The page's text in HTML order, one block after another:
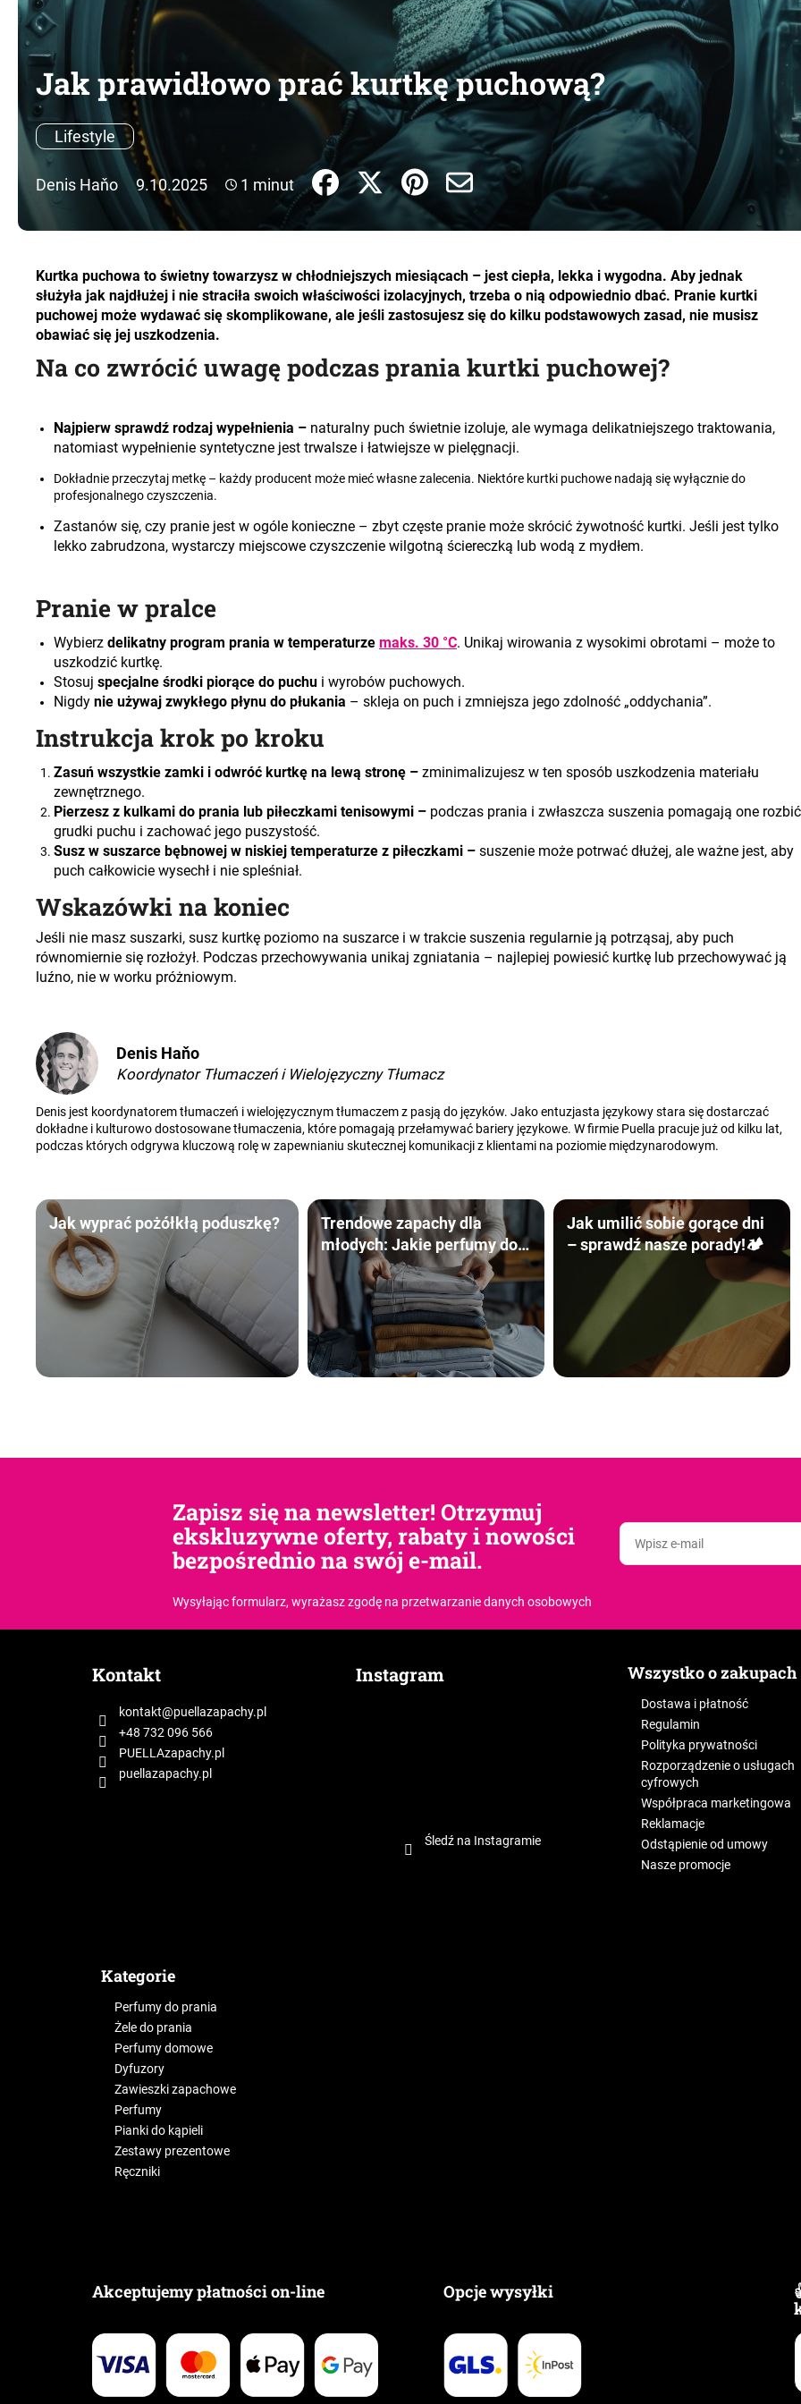
Jak prawidłowo prać kurtkę puchową?
Lifestyle
Denis Haňo 9.10.2025 1 minut
Kurtka puchowa to świetny towarzysz w chłodniejszych miesiącach – jest ciepła, lekka i wygodna. Aby jednak
służyła jak najdłużej i nie straciła swoich właściwości izolacyjnych, trzeba o nią odpowiednio dbać. Pranie kurtki
puchowej może wydawać się skomplikowane, ale jeśli zastosujesz się do kilku podstawowych zasad, nie musisz
obawiać się jej uszkodzenia.
Na co zwrócić uwagę podczas prania kurtki puchowej?
Najpierw sprawdź rodzaj wypełnienia – naturalny puch świetnie izoluje, ale wymaga delikatniejszego traktowania,
natomiast wypełnienie syntetyczne jest trwalsze i łatwiejsze w pielęgnacji.
Dokładnie przeczytaj metkę – każdy producent może mieć własne zalecenia. Niektóre kurtki puchowe nadają się wyłącznie do
profesjonalnego czyszczenia.
Zastanów się, czy pranie jest w ogóle konieczne – zbyt częste pranie może skrócić żywotność kurtki. Jeśli jest tylko
lekko zabrudzona, wystarczy miejscowe czyszczenie wilgotną ściereczką lub wodą z mydłem.
Pranie w pralce
Wybierz delikatny program prania w temperaturze maks. 30 °C. Unikaj wirowania z wysokimi obrotami – może to
uszkodzić kurtkę.
Stosuj specjalne środki piorące do puchu i wyrobów puchowych.
Nigdy nie używaj zwykłego płynu do płukania – skleja on puch i zmniejsza jego zdolność „oddychania”.
Instrukcja krok po kroku
Zasuń wszystkie zamki i odwróć kurtkę na lewą stronę – zminimalizujesz w ten sposób uszkodzenia materiału
zewnętrznego.
Pierzesz z kulkami do prania lub piłeczkami tenisowymi – podczas prania i zwłaszcza suszenia pomagają one rozbić
grudki puchu i zachować jego puszystość.
Susz w suszarce bębnowej w niskiej temperaturze z piłeczkami – suszenie może potrwać dłużej, ale ważne jest, aby
puch całkowicie wysechł i nie spleśniał.
Wskazówki na koniec
Jeśli nie masz suszarki, susz kurtkę poziomo na suszarce i w trakcie suszenia regularnie ją potrząsaj, aby puch
równomiernie się rozłożył. Podczas przechowywania unikaj zgniatania – najlepiej powiesić kurtkę lub przechowywać ją
luźno, nie w worku próżniowym.
Denis Haňo
Koordynator Tłumaczeń i Wielojęzyczny Tłumacz
Denis jest koordynatorem tłumaczeń i wielojęzycznym tłumaczem z pasją do języków. Jako entuzjasta językowy stara się dostarczać
dokładne i kulturowo dostosowane tłumaczenia, które pomagają przełamywać bariery językowe. W firmie Puella pracuje już od kilku lat,
podczas których odgrywa kluczową rolę w zapewnianiu skutecznej komunikacji z klientami na poziomie międzynarodowym.
Jak wyprać pożółkłą poduszkę?
Trendowe zapachy dla
młodych: Jakie perfumy do
prania są teraz „na topie”?
Jak umilić sobie gorące dni
– sprawdź nasze porady!🏕️
Zapisz się na newsletter! Otrzymuj
ekskluzywne oferty, rabaty i nowości
bezpośrednio na swój e-mail.
Wysyłając formularz, wyrażasz zgodę na przetwarzanie danych osobowych
Kontakt
kontakt@puellazapachy.pl
+48 732 096 566
PUELLAzapachy.pl
puellazapachy.pl
Instagram
Śledź na Instagramie
Wszystko o zakupach
Dostawa i płatność
Regulamin
Polityka prywatności
Rozporządzenie o usługach
cyfrowych
Współpraca marketingowa
Reklamacje
Odstąpienie od umowy
Nasze promocje
Kategorie
Perfumy do prania
Żele do prania
Perfumy domowe
Dyfuzory
Zawieszki zapachowe
Perfumy
Pianki do kąpieli
Zestawy prezentowe
Ręczniki
Akceptujemy płatności on-line Opcje wysyłki